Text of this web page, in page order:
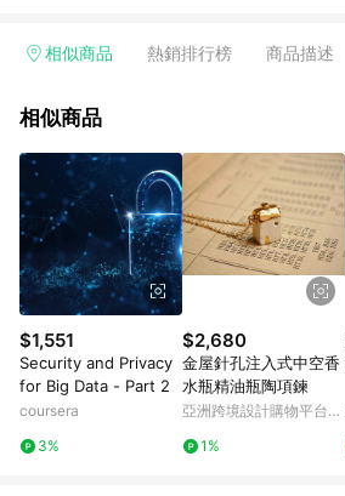
回饋訂單不得享有 Pinkoi 站方優惠，例如首購
行為，不具贈點資格，部分退款不在此限。 6.
貨後 45 天後發送。 8. 群眾募資商品，禮物
運費，攤位費等不具贈點資格。 9. LINE 購物
顏色、價位、贈品如與 Pinkoi 商品資訊頁及
Pinkoi 購物商品資訊頁及購物車標示為準。
則請以點數紅包活動說明為準。 11. 若於 LINE
頁面後才首次下載 Pinkoi APP 並完成訂單，
上，首次下載 Pinkoi APP 後，需透過 LINE 購
面，方享導購資格。
相似商品 熱銷排行榜 商品描述
相似商品
$1,551
Security and Privacy
for Big Data - Part 2
coursera
3%
$2,680
金屋針孔注入式中空香
水瓶精油瓶陶項鍊
亞洲跨境設計購物平台
1%